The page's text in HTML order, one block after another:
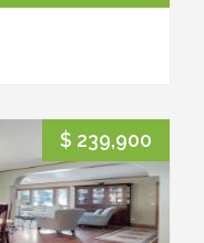
$ 239,900